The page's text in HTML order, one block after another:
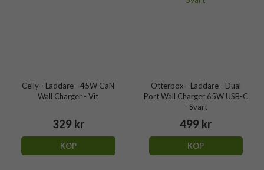
Celly - Laddare - 45W GaN
Wall Charger - Vit
329 kr
KÖP
Otterbox - Laddare - Dual
Port Wall Charger 65W USB-C
- Svart
499 kr
KÖP